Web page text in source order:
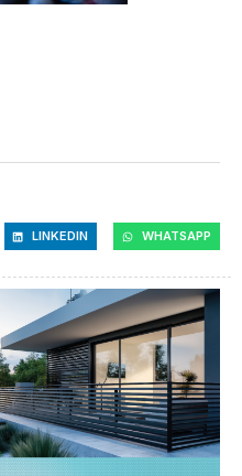
LINKEDIN WHATSAPP